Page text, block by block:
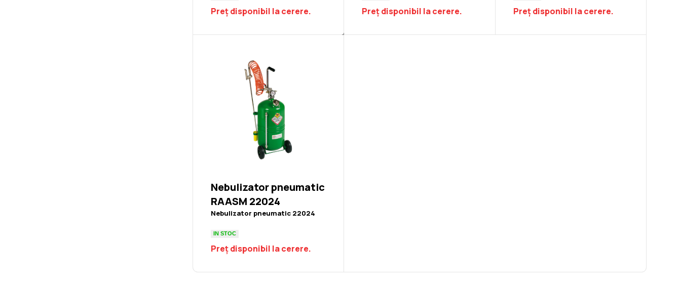
Preț disponibil la cerere. Preț disponibil la cerere. Preț disponibil la cerere.
Nebulizator pneumatic
RAASM 22024
Nebulizator pneumatic 22024
IN STOC
Preț disponibil la cerere.